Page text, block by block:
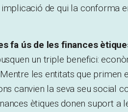
de qui la conforma
fa ús de les finances
un triple benefici:
les entitats que primen
canvien la seva seu social
ètiques donen suport